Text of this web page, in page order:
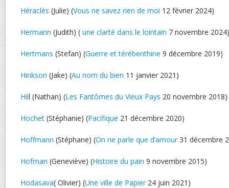
Héraclès (Julie) (Vous ne savez rien de moi 12 février 2024)
Hermann (Judith) ( une clarté dans le lointain 7 novembre 2024)
Hertmans (Stefan) (Guerre et térébenthine 9 décembre 2019)
Hinkson (Jake) (Au nom du bien 11 janvier 2021)
Hill (Nathan) (Les Fantômes du Vieux Pays 20 novembre 2018)
Hochet (Stéphanie) (Pacifique 21 décembre 2020)
Hoffmann (Stéphane) (On ne parle que d’amour31 décembre
Hofman (Geneviève) (Histoire du pain 9 novembre 2015)
Hodasava( Olivier) (Une ville de Papier24 juin 2021)